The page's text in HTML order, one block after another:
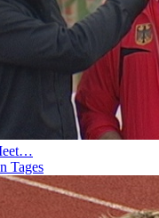
Tages